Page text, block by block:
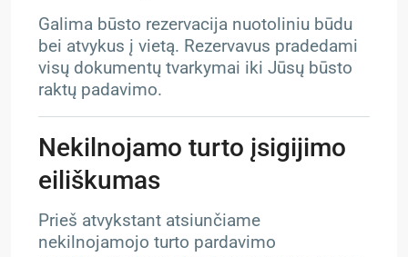
Galima būsto rezervacija nuotoliniu būdu
bei atvykus į vietą. Rezervavus pradedami
visų dokumentų tvarkymai iki Jūsų būsto
raktų padavimo.
Nekilnojamo turto įsigijimo
eiliškumas
Prieš atvykstant atsiunčiame
nekilnojamojo turto pardavimo